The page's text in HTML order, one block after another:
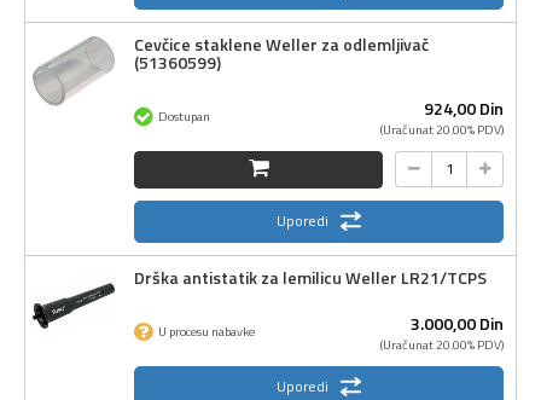
Cevčice staklene Weller za odlemljivač
(51360599)
924,00Din
(Uračunat 20.00% PDV)
Dostupan
Uporedi
Drška antistatik za lemilicu Weller LR21/TCPS
3.000,00Din
(Uračunat 20.00% PDV)
U procesu nabavke
Uporedi